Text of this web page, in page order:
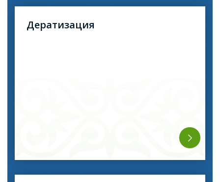
Дератизация
Сіз бізден егеуқұйрықтарды, тышқандарды және
басқа да кеміргіштердің түрлерін толығымен